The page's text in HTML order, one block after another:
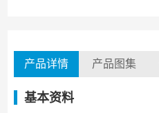
产品详情 产品图集
基本资料